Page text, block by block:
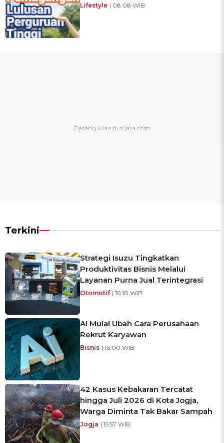
Lifestyle | 08:08 WIB
Terkini
Strategi Isuzu Tingkatkan
Produktivitas Bisnis Melalui
Layanan Purna Jual Terintegrasi
Otomotif | 16:10 WIB
AI Mulai Ubah Cara Perusahaan
Rekrut Karyawan
Bisnis | 16:00 WIB
42 Kasus Kebakaran Tercatat
hingga Juli 2026 di Kota Jogja,
Warga Diminta Tak Bakar Sampah
Jogja | 15:57 WIB